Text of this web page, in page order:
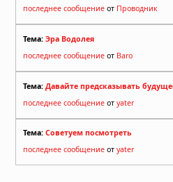
последнее сообщение от Проводник
Тема: Эра Водолея
последнее сообщение от Baro
Тема: Давайте предсказывать
последнее сообщение от yater
Тема: Советуем посмотреть
последнее сообщение от yater